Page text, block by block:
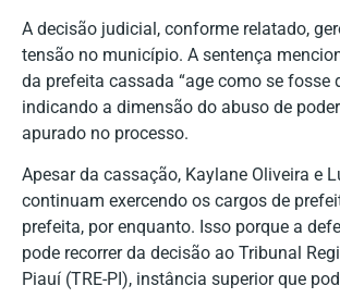
A decisão judicial, conforme relatado,
tensão no município. A sentença
da prefeita cassada “age como se fosse
indicando a dimensão do abuso de
apurado no processo.
Apesar da cassação, Kaylane Oliveira e
continuam exercendo os cargos de
prefeita, por enquanto. Isso porque a
pode recorrer da decisão ao Tribunal
Piauí (TRE-PI), instância superior que